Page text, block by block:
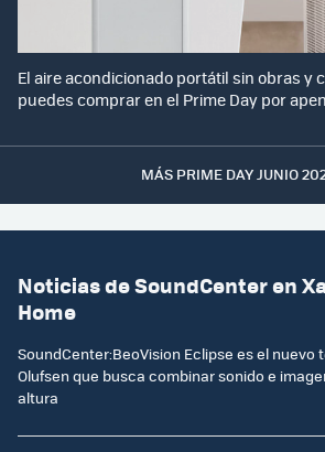
El aire acondicionado portátil sin obras y
puedes comprar en el Prime Day por
MÁS PRIME DAY JUNIO
Noticias de SoundCenter en
Home
SoundCenter:BeoVision Eclipse es el nuevo
Olufsen que busca combinar sonido e
altura